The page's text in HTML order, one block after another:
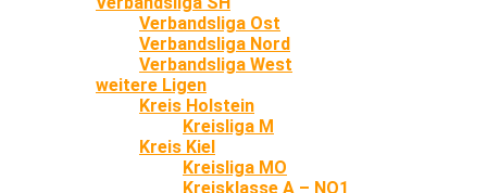
Verbandsliga Ost
Verbandsliga Nord
Verbandsliga West
weitere Ligen
Kreis Holstein
Kreisliga M
Kreis Kiel
Kreisliga MO
Kreisklasse A – NO1